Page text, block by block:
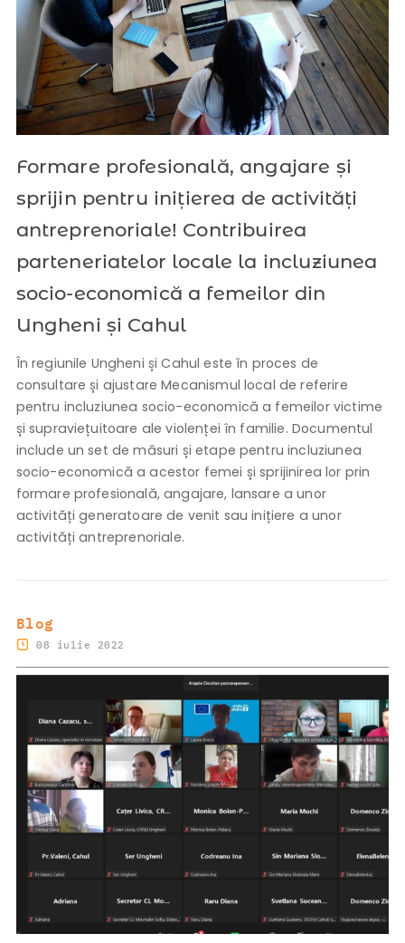
Formare profesională, angajare și
sprijin pentru inițierea de activități
antreprenoriale! Contribuirea
parteneriatelor locale la incluziunea
socio-economică a femeilor din
Ungheni și Cahul
În regiunile Ungheni și Cahul este în proces de
consultare și ajustare Mecanismul local de referire
pentru incluziunea socio-economică a femeilor victime
și supraviețuitoare ale violenței în familie. Documentul
include un set de măsuri și etape pentru incluziunea
socio-economică a acestor femei și sprijinirea lor prin
formare profesională, angajare, lansare a unor
activități generatoare de venit sau inițiere a unor
activități antreprenoriale.
Blog
08 iulie 2022